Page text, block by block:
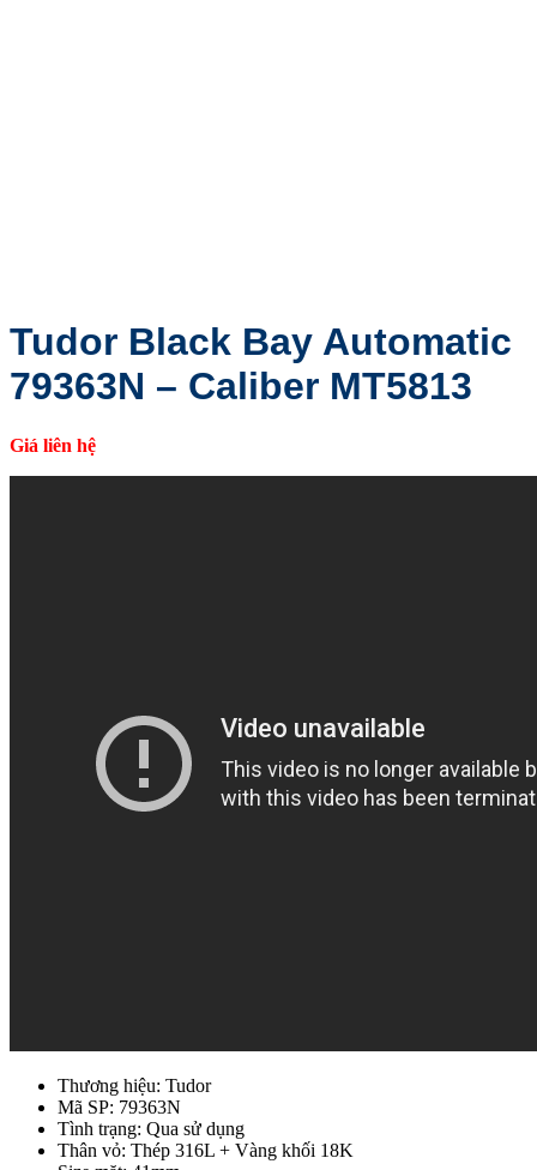
Tudor Black Bay Automatic
79363N – Caliber MT5813
Giá liên hệ
Thương hiệu: Tudor
Mã SP: 79363N
Tình trạng: Qua sử dụng
Thân vỏ: Thép 316L + Vàng khối 18K